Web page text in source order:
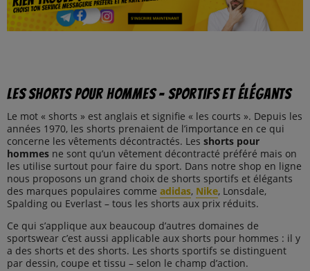
Les shorts pour hommes – sportifs et élégants
Le mot « shorts » est anglais et signifie « les courts ». Depuis les
années 1970, les shorts prenaient de l’importance en ce qui
concerne les vêtements décontractés. Les shorts pour
hommes ne sont qu’un vêtement décontracté préféré mais on
les utilise surtout pour faire du sport. Dans notre shop en ligne
nous proposons un grand choix de shorts sportifs et élégants
des marques populaires comme adidas, Nike, Lonsdale,
Spalding ou Everlast – tous les shorts aux prix réduits.
Ce qui s’applique aux beaucoup d’autres domaines de
sportswear c’est aussi applicable aux shorts pour hommes : il y
a des shorts et des shorts. Les shorts sportifs se distinguent
par dessin, coupe et tissu – selon le champ d’action.